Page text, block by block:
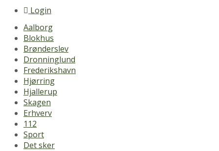
Login
Aalborg
Blokhus
Brønderslev
Dronninglund
Frederikshavn
Hjørring
Hjallerup
Skagen
Erhverv
112
Sport
Det sker